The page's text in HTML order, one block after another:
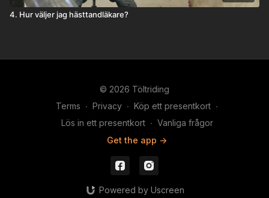
4. Hur väljer jag hästtandläkare?
© 2026 Töltriding
Terms ∙ Privacy ∙ Köp ett presentkort ∙
Lös in ett presentkort ∙ Vanliga frågor
Get the app ->
Powered by Uscreen